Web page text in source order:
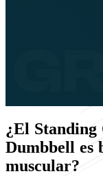
¿El
Dumbbell es
muscular?